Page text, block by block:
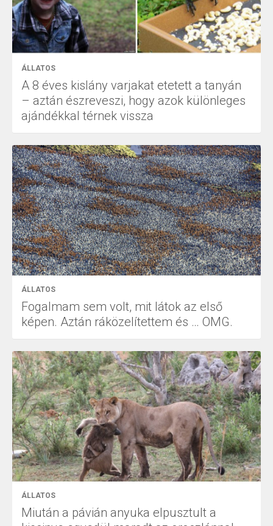
ÁLLATOS
A 8 éves kislány varjakat etetett a tanyán
– aztán észreveszi, hogy azok különleges
ajándékkal térnek vissza
ÁLLATOS
Fogalmam sem volt, mit látok az első
képen. Aztán ráközelítettem és … OMG.
ÁLLATOS
Miután a pávián anyuka elpusztult a